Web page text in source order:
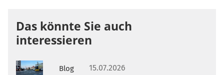
Das könnte Sie auch
interessieren
Blog 15.07.2026